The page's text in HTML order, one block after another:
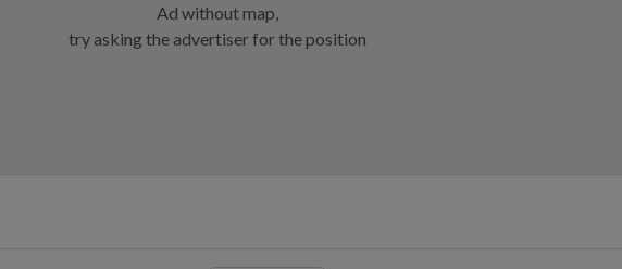
Ad without map,
try asking the advertiser for the position